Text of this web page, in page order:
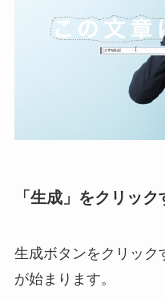
「生成」をクリック
生成ボタンをクリック
が始まります。